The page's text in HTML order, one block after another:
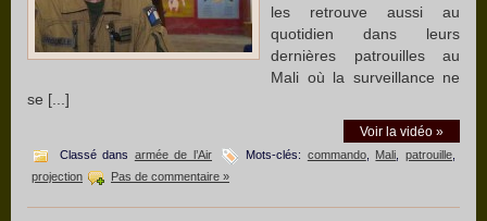
les retrouve aussi au
quotidien dans leurs
dernières patrouilles au
Mali où la surveillance ne
se [...]
Voir la vidéo »
Classé dans armée de l’Air Mots-clés: commando, Mali ,patrouille
projection
Pas de commentaire »